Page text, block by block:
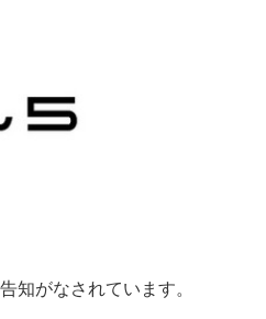
知がなされています。